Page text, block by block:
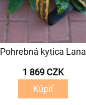
Pohrebná kytica Lana
1 869 CZK
Kúpiť